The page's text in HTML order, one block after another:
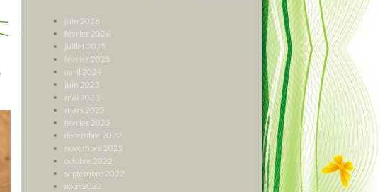
juin 2026
février 2026
juillet 2025
février 2025
avril 2024
juin 2023
mai 2023
mars 2023
février 2023
décembre 2022
novembre 2022
octobre 2022
septembre 2022
août 2022